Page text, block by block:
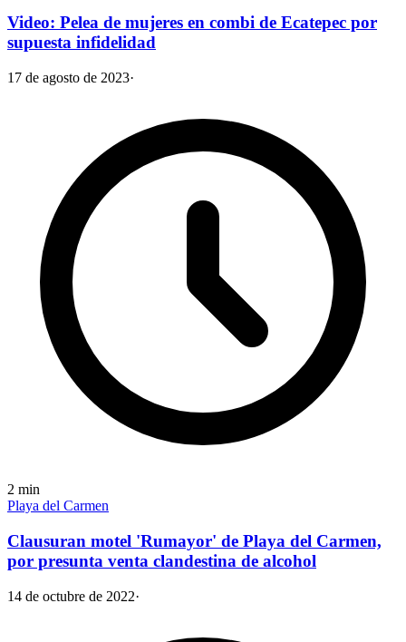
Video: Pelea de mujeres en combi de Ecatepec por
supuesta infidelidad
17 de agosto de 2023·
2 min
Playa del Carmen
Clausuran motel 'Rumayor' de Playa del Carmen,
por presunta venta clandestina de alcohol
14 de octubre de 2022·